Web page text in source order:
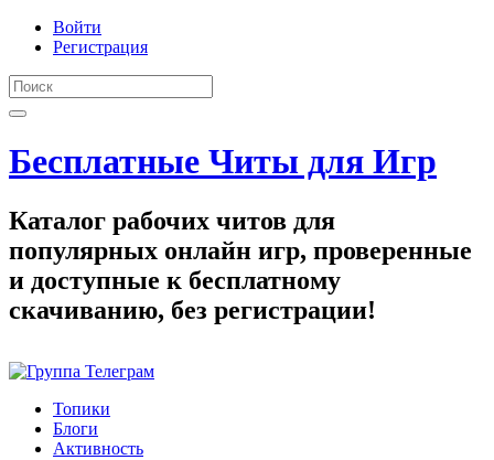
Войти
Регистрация
Бесплатные Читы для Игр
Каталог рабочих читов для
популярных онлайн игр, проверенные
и доступные к бесплатному
скачиванию, без регистрации!
Топики
Блоги
Активность